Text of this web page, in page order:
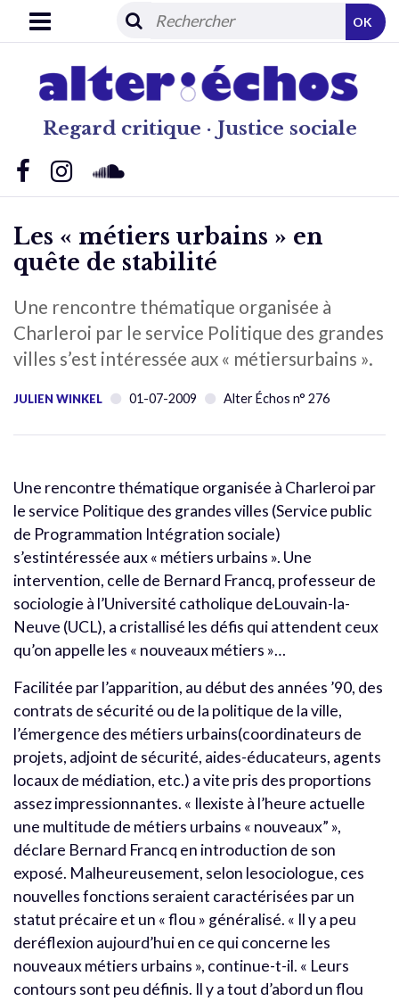
Regard critique · Justice sociale
OK
Les « métiers urbains » en
quête de stabilité
Une rencontre thématique organisée à
Charleroi par le service Politique des grandes
villes s’est intéressée aux « métiersurbains ».
JULIEN WINKEL 01-07-2009 Alter Échos n° 276
Une rencontre thématique organisée à Charleroi par
le service Politique des grandes villes (Service public
de Programmation Intégration sociale)
s’estintéressée aux « métiers urbains ». Une
intervention, celle de Bernard Francq, professeur de
sociologie à l’Université catholique deLouvain-la-
Neuve (UCL), a cristallisé les défis qui attendent ceux
qu’on appelle les « nouveaux métiers »…
Facilitée par l’apparition, au début des années ’90, des
contrats de sécurité ou de la politique de la ville,
l’émergence des métiers urbains(coordinateurs de
projets, adjoint de sécurité, aides-éducateurs, agents
locaux de médiation, etc.) a vite pris des proportions
assez impressionnantes. « Ilexiste à l’heure actuelle
une multitude de métiers urbains « nouveaux” »,
déclare Bernard Francq en introduction de son
exposé. Malheureusement, selon lesociologue, ces
nouvelles fonctions seraient caractérisées par un
statut précaire et un « flou » généralisé. « Il y a peu
deréflexion aujourd’hui en ce qui concerne les
nouveaux métiers urbains », continue-t-il. « Leurs
contours sont peu définis. Il y a tout d’abord un flou